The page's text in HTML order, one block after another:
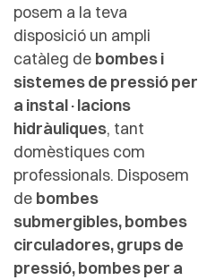
posem a la teva
disposició un ampli
catàleg de bombes i
sistemes de pressió per
a instal·lacions
hidràuliques, tant
domèstiques com
professionals. Disposem
de bombes
submergibles, bombes
circuladores, grups de
pressió, bombes per a